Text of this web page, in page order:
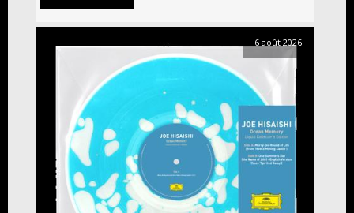
6 août 2026